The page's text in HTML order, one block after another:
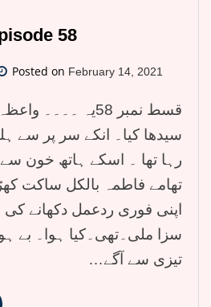
58
Posted on February 14, 2021
قسط نمبر 58یہ
سیدھا کیا۔ انکے سر پر سے
رہا تھا ۔ اسکے ہاتھ خون سے
تھامے فاطمہ بالکل ساکت
اپنی فوری ردعمل دکھانے
سزا ملی۔تھی۔کیا ہوا۔ بے
تیزی سے آگے…